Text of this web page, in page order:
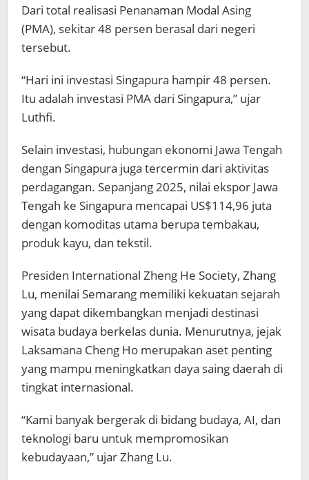
Dari total realisasi Penanaman Modal Asing
(PMA), sekitar 48 persen berasal dari negeri
tersebut.
“Hari ini investasi Singapura hampir 48 persen.
Itu adalah investasi PMA dari Singapura,” ujar
Luthfi.
Selain investasi, hubungan ekonomi Jawa Tengah
dengan Singapura juga tercermin dari aktivitas
perdagangan. Sepanjang 2025, nilai ekspor Jawa
Tengah ke Singapura mencapai US$114,96 juta
dengan komoditas utama berupa tembakau,
produk kayu, dan tekstil.
Presiden International Zheng He Society, Zhang
Lu, menilai Semarang memiliki kekuatan sejarah
yang dapat dikembangkan menjadi destinasi
wisata budaya berkelas dunia. Menurutnya, jejak
Laksamana Cheng Ho merupakan aset penting
yang mampu meningkatkan daya saing daerah di
tingkat internasional.
“Kami banyak bergerak di bidang budaya, AI, dan
teknologi baru untuk mempromosikan
kebudayaan,” ujar Zhang Lu.